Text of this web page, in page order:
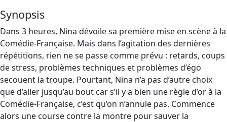
Synopsis
Dans 3 heures, Nina dévoile sa première mise en scène à la
Comédie-Française. Mais dans l’agitation des dernières
répétitions, rien ne se passe comme prévu : retards, coups
de stress, problèmes techniques et problèmes d’égo
secouent la troupe. Pourtant, Nina n’a pas d’autre choix
que d’aller jusqu’au bout car s’il y a bien une règle d’or à la
Comédie-Française, c’est qu’on n’annule pas. Commence
alors une course contre la montre pour sauver la